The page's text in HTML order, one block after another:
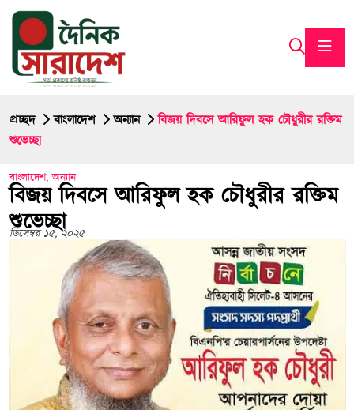
প্রচ্ছদ বাংলাদেশ অন্যান
বিজয় দিবসে আরিফুল হক চৌধুরীর রক্তিম
শুভেচ্ছা
বাংলাদেশ,অন্যান
বিজয় দিবসে আরিফুল হক চৌধুরীর রক্তিম
শুভেচ্ছা
ডিসেম্বর ১৫, ২০২৫